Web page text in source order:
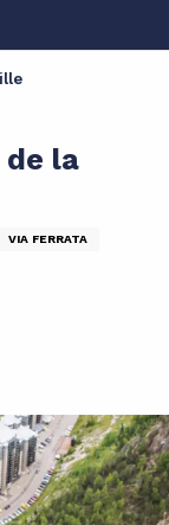
la
VIA FERRATA